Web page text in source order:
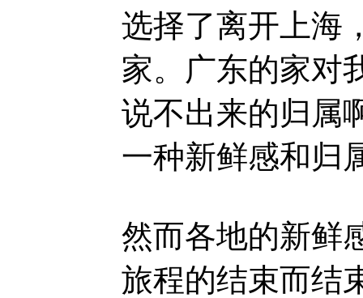
选择了离开上海
家。广东的家对
说不出来的归属
一种新鲜感和归
然而各地的新鲜
旅程的结束而结